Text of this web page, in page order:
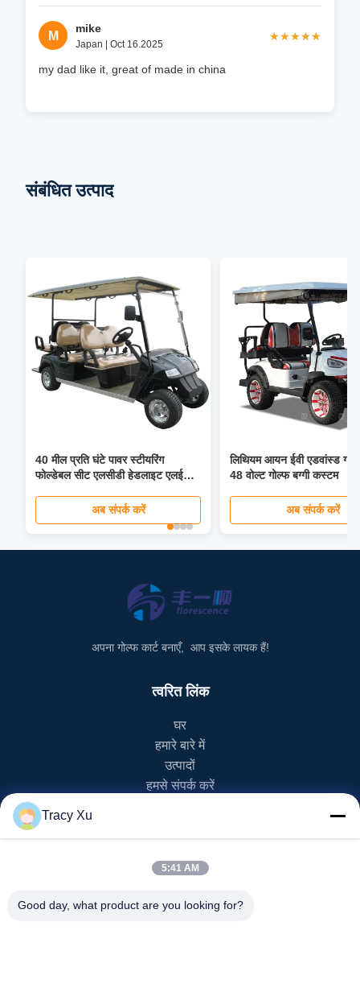
M
mike
Japan | Oct 16.2025
★★★★★
★★★★★
my dad like it, great of made in china
संबंधित उत्पाद
40 मील प्रति घंटे पावर स्टीयरिंग
फोल्डेबल सीट एलसीडी हेडलाइट एलईडी
ईवी ग्लोबल गोल्फ कार्ट
अब संपर्क करें
लिथियम आयन ईवी एडवांस्ड
48 वोल्ट गोल्फ बग्गी कस्टम
अब संपर्क करें
अपना गोल्फ कार्ट बनाएँ, आप इसके लायक हैं!
त्वरित लिंक
घर
हमारे बारे में
उत्पादों
हमसे संपर्क करें
ईवी गोल्फ कार्ट
एलएसवी गोल्फ कार्ट
Tracy Xu
5:41 AM
Good day, what product are you looking for?